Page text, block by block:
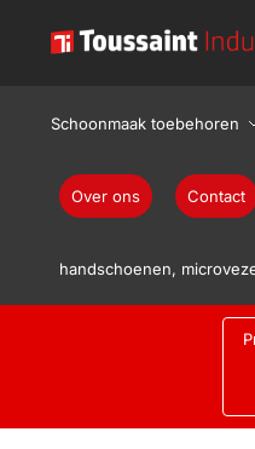
Schoonmaak toebehoren
Over ons Contact
handschoenen,